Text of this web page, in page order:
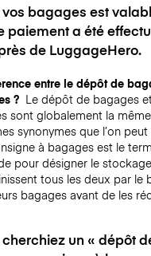
vos bagages est
paiement a été
de LuggageHero.
entre le dépôt de
? Le dépôt de bagages
sont globalement la
synonymes que l’on
à bagages est le
pour désigner le
tous les deux par le
bagages avant de les
un « dépôt